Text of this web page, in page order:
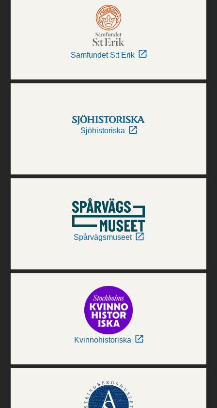
Samfundet S:t Erik
Sjöhistoriska
Spårvägsmuseet
Kvinnohistoriska